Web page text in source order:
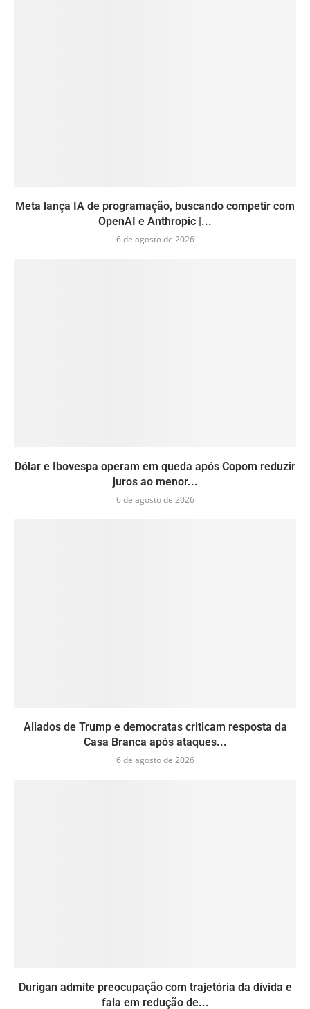
Meta lança IA de programação, buscando competir com
OpenAI e Anthropic |...
6 de agosto de 2026
Dólar e Ibovespa operam em queda após Copom reduzir
juros ao menor...
6 de agosto de 2026
Aliados de Trump e democratas criticam resposta da
Casa Branca após ataques...
6 de agosto de 2026
Durigan admite preocupação com trajetória da dívida e
fala em redução de...